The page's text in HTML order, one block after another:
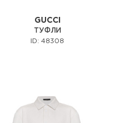
GUCCI
ТУФЛИ
ID: 48308